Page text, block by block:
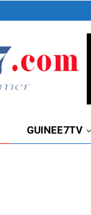
GUINEE7TV